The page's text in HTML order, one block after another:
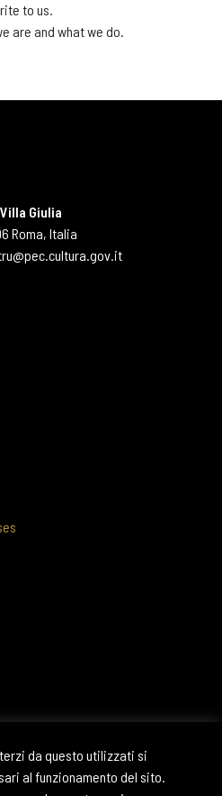
da questo utilizzati si
al funzionamento del sito.
to us.
are and what we do.
Giulia
Roma, Italia